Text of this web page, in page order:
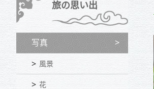
旅の思い出
写真
風景
花